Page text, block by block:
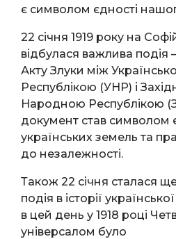
є символом єдності
22 січня 1919 року на
відбулася важлива
Акту Злуки між
Республікою (УНР) і
Народною Республікою
документ став символом
українських земель та
до незалежності.
Також 22 січня сталася
подія в історії
в цей день у 1918 році
універсалом було